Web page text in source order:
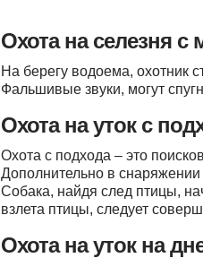
Охота на селезня с
На берегу водоема, охотник
Фальшивые звуки, могут
Охота на уток с
Охота с подхода – это
Дополнительно в
Собака, найдя след птицы,
взлета птицы, следует
Охота на уток на